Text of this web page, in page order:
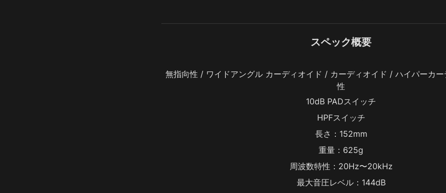
スペック概要
無指向性 / ワイドアングル カーディオイド / カーディオイド / ハイパーカ
性
10dB PADスイッチ
HPFスイッチ
長さ：152mm
重量：625g
周波数特性：20Hz〜20kHz
最大音圧レベル：144dB